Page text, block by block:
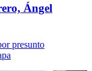
Ángel
presunto